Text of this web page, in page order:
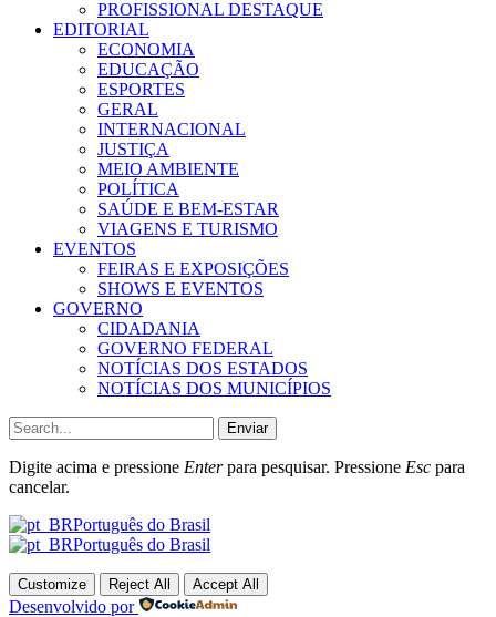
PROFISSIONAL DESTAQUE
EDITORIAL
ECONOMIA
EDUCAÇÃO
ESPORTES
GERAL
INTERNACIONAL
JUSTIÇA
MEIO AMBIENTE
POLÍTICA
SAÚDE E BEM-ESTAR
VIAGENS E TURISMO
EVENTOS
FEIRAS E EXPOSIÇÕES
SHOWS E EVENTOS
GOVERNO
CIDADANIA
GOVERNO FEDERAL
NOTÍCIAS DOS ESTADOS
NOTÍCIAS DOS MUNICÍPIOS
Enviar
Digite acima e pressione Enterpara pesquisar. Pressione Esc para
cancelar.
Português do Brasil
Português do Brasil
Customize Reject All Accept All
Desenvolvido por